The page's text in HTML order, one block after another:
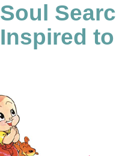
Soul
Inspired